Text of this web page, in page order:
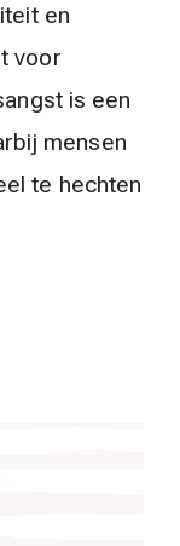
en
voor
is een
mensen
te hechten